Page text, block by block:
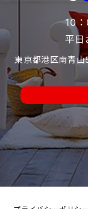
10
平日
東京都港区南青